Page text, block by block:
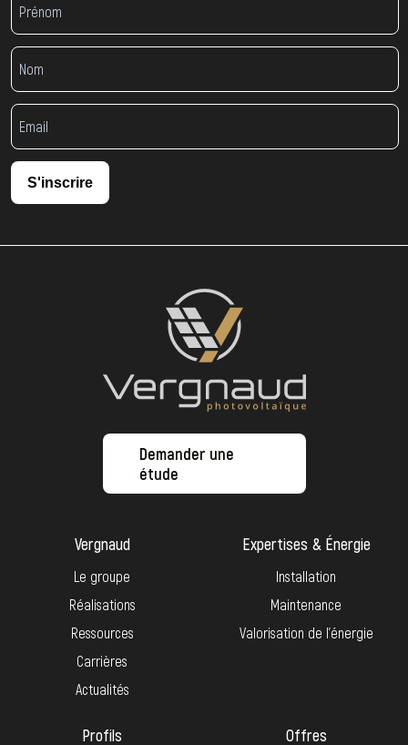
S'inscrire
Demander une
étude
Vergnaud
Le groupe
Réalisations
Ressources
Carrières
Actualités
Expertises & Énergie
Installation
Maintenance
Valorisation de l’énergie
Profils Offres